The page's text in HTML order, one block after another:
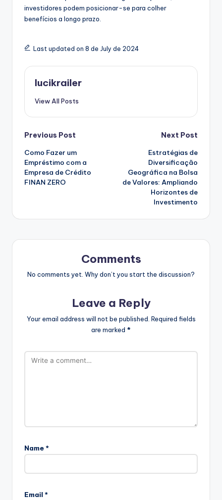
investidores podem posicionar-se para colher
benefícios a longo prazo.
Last updated on 8 de July de 2024
lucikrailer
View All Posts
Post
navigation
Previous Post
Como Fazer um
Empréstimo com a
Empresa de Crédito
FINAN ZERO
Next Post
Estratégias de
Diversificação
Geográfica na Bolsa
de Valores: Ampliando
Horizontes de
Investimento
Comments
No comments yet. Why don’t you start the discussion?
Leave a Reply
Your email address will not be published. Required fields
are marked *
Name *
Email *